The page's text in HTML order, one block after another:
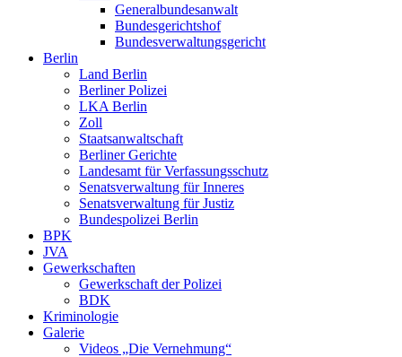
Generalbundesanwalt
Bundesgerichtshof
Bundesverwaltungsgericht
Berlin
Land Berlin
Berliner Polizei
LKA Berlin
Zoll
Staatsanwaltschaft
Berliner Gerichte
Landesamt für Verfassungsschutz
Senatsverwaltung für Inneres
Senatsverwaltung für Justiz
Bundespolizei Berlin
BPK
JVA
Gewerkschaften
Gewerkschaft der Polizei
BDK
Kriminologie
Galerie
Videos „Die Vernehmung“